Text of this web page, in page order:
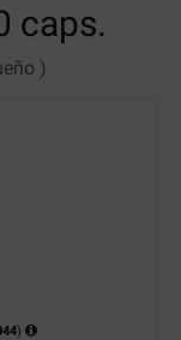
caps.
)
)